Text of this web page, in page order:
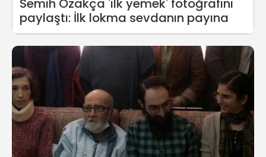
paylaştı: İlk lokma sevdanın payına